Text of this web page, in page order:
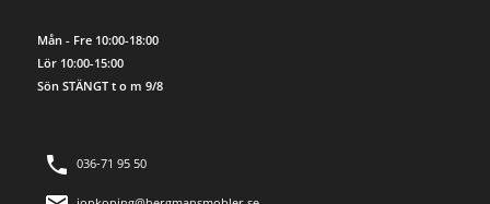
Mån - Fre 10:00-18:00
Lör 10:00-15:00
Sön STÄNGT t o m 9/8
036-71 95 50